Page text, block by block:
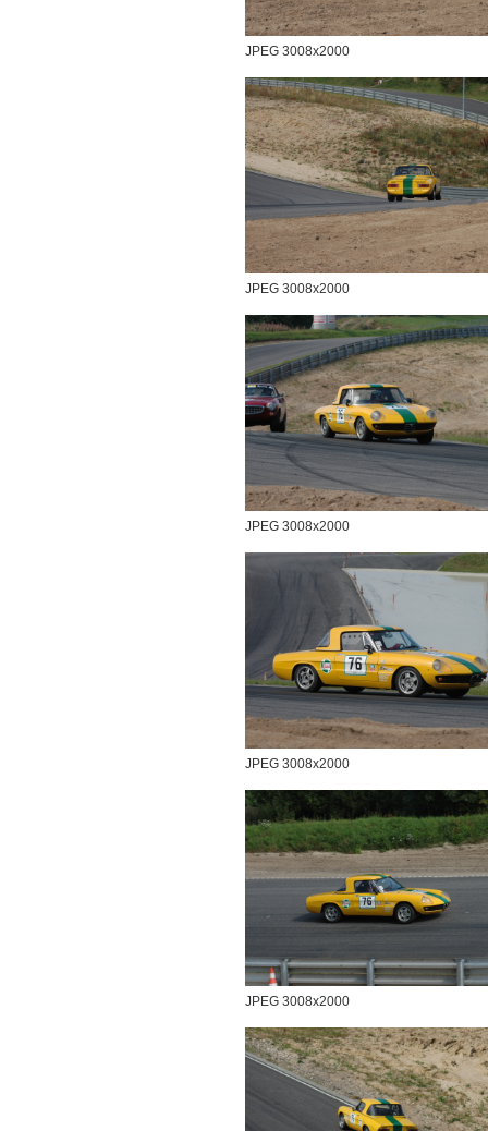
JPEG 3008x2000
JPEG 3008x2000
JPEG 3008x2000
JPEG 3008x2000
JPEG 3008x2000